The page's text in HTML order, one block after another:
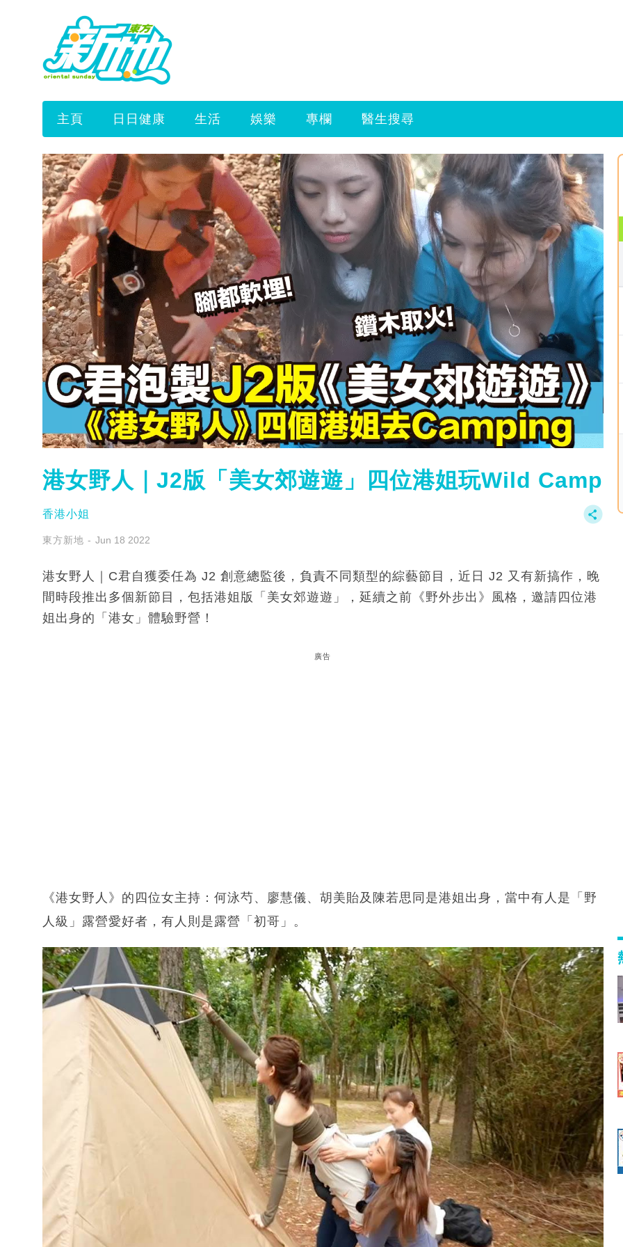
主頁 日日健康 生活 娛樂 專欄 醫生搜尋
港女野人｜J2版「美女郊遊遊」四位港姐玩Wild Camp
香港小姐
東方新地 Jun 18 2022
港女野人｜C君自獲委任為 J2 創意總監後，負責不同類型的綜藝節目，近日 J2 又有新搞作，晚
間時段推出多個新節目，包括港姐版「美女郊遊遊」，延續之前《野外步出》風格，邀請四位港
姐出身的「港女」體驗野營！
廣告
《港女野人》的四位女主持：何泳芍、廖慧儀、胡美貽及陳若思同是港姐出身，當中有人是「野
人級」露營愛好者，有人則是露營「初哥」。